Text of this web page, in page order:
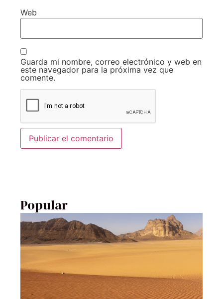
Web
Guarda mi nombre, correo electrónico y web en
este navegador para la próxima vez que
comente.
Popular